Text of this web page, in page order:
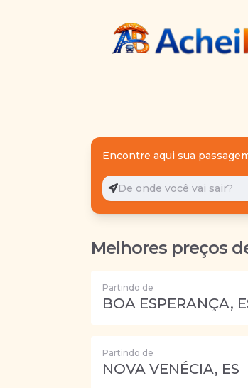
Encontre aqui sua
De onde você vai sair?
Melhores preços
Partindo de
BOA ESPERANÇA,
Partindo de
NOVA VENÉCIA, ES